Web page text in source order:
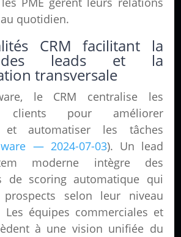
quotidien.
CRM facilitant la
des leads et la
transversale
le CRM centralise les
clients pour améliorer
et automatiser les tâches
— 2024-07-03). Un lead
moderne intègre des
de scoring automatique qui
selon leur niveau
Les équipes commerciales et
à une vision unifiée du